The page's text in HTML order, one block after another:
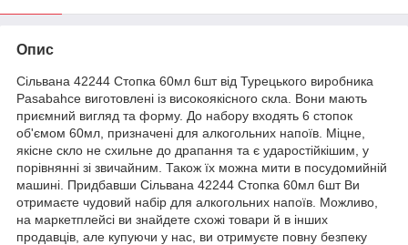
Опис
Сільвана 42244 Стопка 60мл 6шт від Турецького виробника
Pasabahce виготовлені із високоякісного скла. Вони мають
приємний вигляд та форму. До набору входять 6 стопок
об'ємом 60мл, призначені для алкогольних напоїв. Міцне,
якісне скло не схильне до драпання та є ударостійкішим, у
порівнянні зі звичайним. Також їх можна мити в посудомийній
машині. Придбавши Сільвана 42244 Стопка 60мл 6шт Ви
отримаєте чудовий набір для алкогольних напоїв. Можливо,
на маркетплейсі ви знайдете схожі товари й в інших
продавців, але купуючи у нас, ви отримуєте повну безпеку